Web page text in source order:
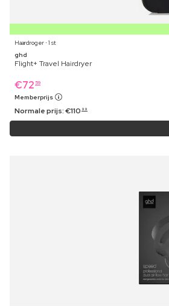
Haardroger ⋅ 1 st
ghd
Flight+ Travel Hairdryer
€72 59
Memberprijs
Normale prijs:€110 99